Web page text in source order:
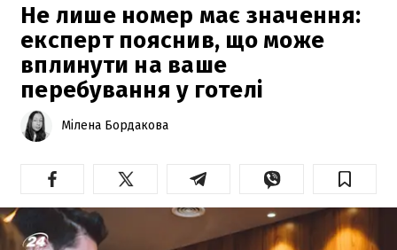
Не лише номер має значення:
експерт пояснив, що може
вплинути на ваше
перебування у готелі
Мілена Бордакова